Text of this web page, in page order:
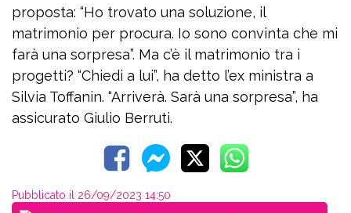
proposta: “Ho trovato una soluzione, il
matrimonio per procura. Io sono convinta che mi
farà una sorpresa”. Ma c’è il matrimonio tra i
progetti? “Chiedi a lui”, ha detto l’ex ministra a
Silvia Toffanin. “Arriverà. Sarà una sorpresa”, ha
assicurato Giulio Berruti.
Pubblicato il 26/09/2023 14:50